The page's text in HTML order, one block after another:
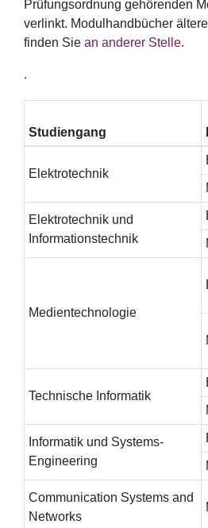
Prüfungsordnung gehörenden
verlinkt. Modulhandbücher
finden Sie an anderer Stelle.
.
Studiengang
Elektrotechnik
Elektrotechnik und
Informationstechnik
Medientechnologie
Technische Informatik
Informatik und Systems-
Engineering
Communication Systems and
Networks